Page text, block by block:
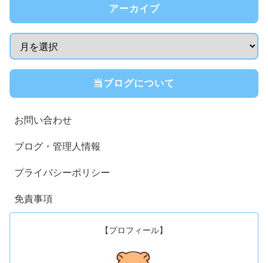
アーカイブ
当ブログについて
お問い合わせ
ブログ・管理人情報
プライバシーポリシー
免責事項
【プロフィール】